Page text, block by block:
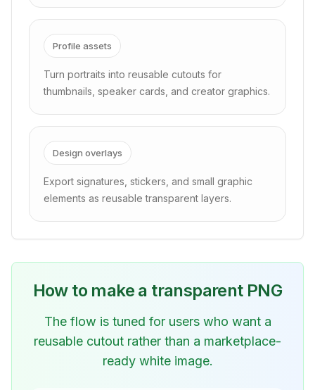
Profile assets
Turn portraits into reusable cutouts for
thumbnails, speaker cards, and creator graphics.
Design overlays
Export signatures, stickers, and small graphic
elements as reusable transparent layers.
How to make a transparent PNG
The flow is tuned for users who want a
reusable cutout rather than a marketplace-
ready white image.